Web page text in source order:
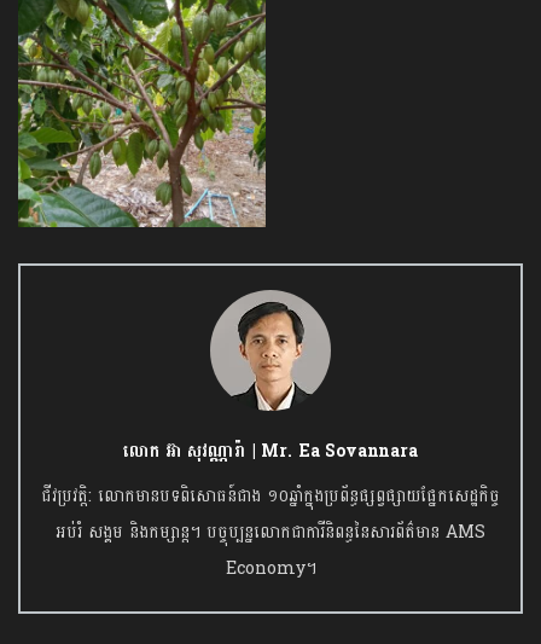
លោក អ៊ា សុវណ្ណារ៉ា | Mr. Ea Sovannara
ជីវប្រវត្តិ: លោកមានបទពិសោធន៍ជាង ១០ឆ្នាំក្នុងប្រព័ន្ធផ្សព្វផ្សាយផ្នែកសេដ្ឋកិច្ច
អប់រំ សង្គម និងកម្សាន្ត។ បច្ចុប្បន្នលោកជាការីនិពន្ធនៃសារព័ត៌មាន AMS
Economy។